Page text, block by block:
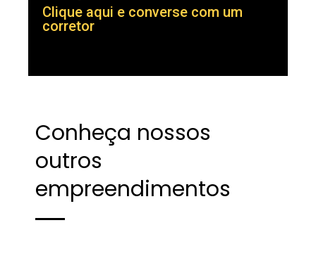
Clique aqui e converse com um
corretor
Conheça nossos
outros
empreendimentos